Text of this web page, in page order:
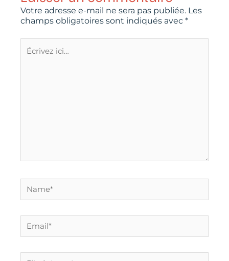
Votre adresse e-mail ne sera pas publiée. Les
champs obligatoires sont indiqués avec *
ici…